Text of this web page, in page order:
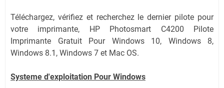
Téléchargez, vérifiez et recherchez le dernier pilote pour
votre imprimante, HP Photosmart C4200 Pilote
Imprimante Gratuit Pour Windows 10, Windows 8,
Windows 8.1, Windows 7 et Mac OS.
Systeme d'exploitation Pour Windows